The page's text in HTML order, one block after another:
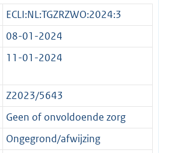
ECLI:NL:TGZRZWO:2024:3
08-01-2024
11-01-2024
Z2023/5643
Geen of onvoldoende zorg
Ongegrond/afwijzing